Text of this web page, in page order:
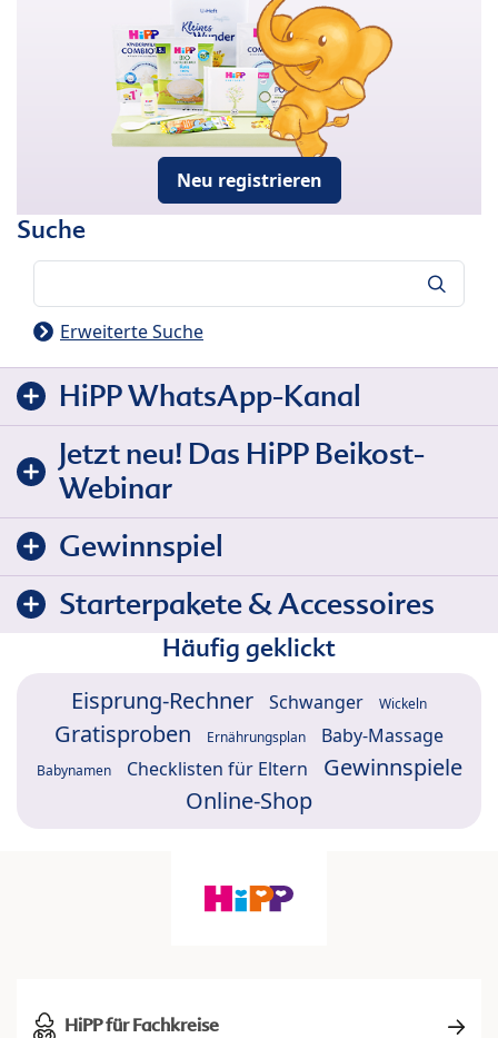
Neu registrieren
Suche
Erweiterte Suche
HiPP WhatsApp-Kanal
Jetzt neu! Das HiPP Beikost-
Webinar
Gewinnspiel
Starterpakete & Accessoires
Häufig geklickt
Eisprung-Rechner Schwanger Wickeln
Gratisproben Ernährungsplan Baby-Massage
Babynamen Checklisten für Eltern
Gewinnspiele
Online-Shop
HiPP für Fachkreise